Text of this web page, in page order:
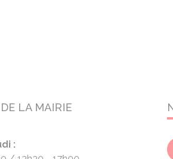
LA MAIRIE
: